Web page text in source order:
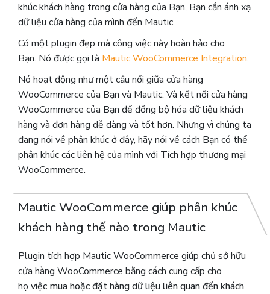
khúc khách hàng trong cửa hàng của Bạn, Bạn cần ánh xạ
dữ liệu cửa hàng của mình đến Mautic.
Có một plugin đẹp mà công việc này hoàn hảo cho
Bạn. Nó được gọi là Mautic WooCommerce Integration.
Nó hoạt động như một cầu nối giữa cửa hàng
WooCommerce của Bạn và Mautic. Và kết nối cửa hàng
WooCommerce của Bạn để đồng bộ hóa dữ liệu khách
hàng và đơn hàng dễ dàng và tốt hơn. Nhưng vì chúng ta
đang nói về phân khúc ở đây, hãy nói về cách Bạn có thể
phân khúc các liên hệ của mình với Tích hợp thương mại
WooCommerce.
Mautic WooCommerce giúp phân khúc
khách hàng thế nào trong Mautic
Plugin tích hợp Mautic ​​WooCommerce giúp chủ sở hữu
cửa hàng WooCommerce bằng cách cung cấp cho
họviệc mua hoặc đặt hàng dữ liệu liên quan đến khách